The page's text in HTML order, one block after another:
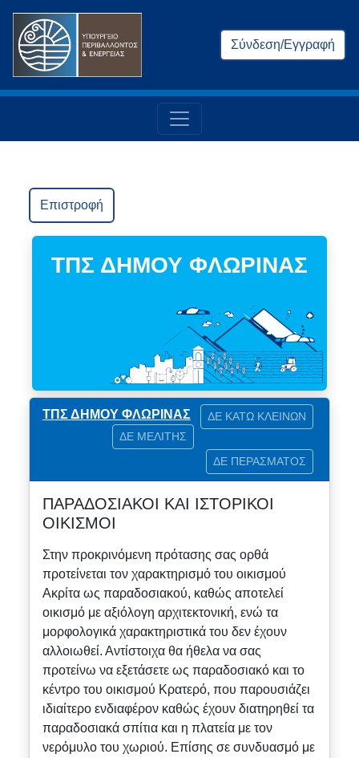
Σύνδεση/Εγγραφή
Επιστροφή
ΤΠΣ ΔΗΜΟΥ ΦΛΩΡΙΝΑΣ
ΤΠΣ ΔΗΜΟΥ ΦΛΩΡΙΝΑΣ
ΔΕ ΚΑΤΩ ΚΛΕΙΝΩΝ
ΔΕ ΜΕΛΙΤΗΣ
ΔΕ ΠΕΡΑΣΜΑΤΟΣ
ΠΑΡΑΔΟΣΙΑΚΟΙ ΚΑΙ ΙΣΤΟΡΙΚΟΙ
ΟΙΚΙΣΜΟΙ
Στην προκρινόμενη πρότασης σας ορθά
προτείνεται τον χαρακτηρισμό του οικισμού
Ακρίτα ως παραδοσιακού, καθώς αποτελεί
οικισμό με αξιόλογη αρχιτεκτονική, ενώ τα
μορφολογικά χαρακτηριστικά του δεν έχουν
αλλοιωθεί. Αντίστοιχα θα ήθελα να σας
προτείνω να εξετάσετε ως παραδοσιακό και το
κέντρο του οικισμού Κρατερό, που παρουσιάζει
ιδιαίτερο ενδιαφέρον καθώς έχουν διατηρηθεί τα
παραδοσιακά σπίτια και η πλατεία με τον
νερόμυλο του χωριού. Επίσης σε συνδυασμό με